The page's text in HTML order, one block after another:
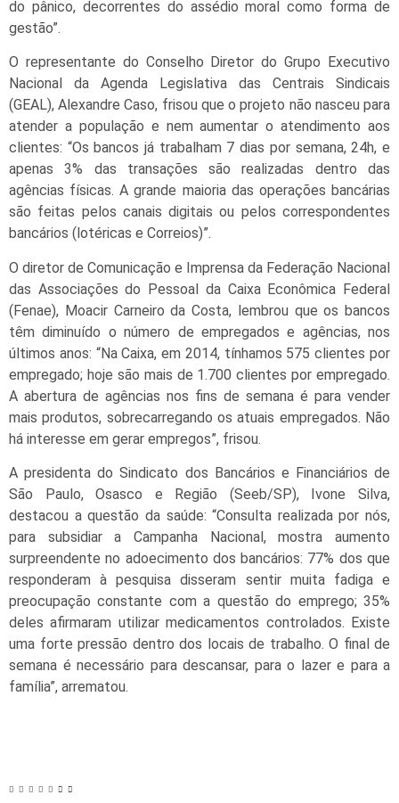
do pânico, decorrentes do assédio moral como forma de
gestão”.
O representante do Conselho Diretor do Grupo Executivo
Nacional da Agenda Legislativa das Centrais Sindicais
(GEAL), Alexandre Caso, frisou que o projeto não nasceu para
atender a população e nem aumentar o atendimento aos
clientes: “Os bancos já trabalham 7 dias por semana, 24h, e
apenas 3% das transações são realizadas dentro das
agências físicas. A grande maioria das operações bancárias
são feitas pelos canais digitais ou pelos correspondentes
bancários (lotéricas e Correios)”.
O diretor de Comunicação e Imprensa da Federação Nacional
das Associações do Pessoal da Caixa Econômica Federal
(Fenae), Moacir Carneiro da Costa, lembrou que os bancos
têm diminuído o número de empregados e agências, nos
últimos anos: “Na Caixa, em 2014, tínhamos 575 clientes por
empregado; hoje são mais de 1.700 clientes por empregado.
A abertura de agências nos fins de semana é para vender
mais produtos, sobrecarregando os atuais empregados. Não
há interesse em gerar empregos”, frisou.
A presidenta do Sindicato dos Bancários e Financiários de
São Paulo, Osasco e Região (Seeb/SP), Ivone Silva,
destacou a questão da saúde: “Consulta realizada por nós,
para subsidiar a Campanha Nacional, mostra aumento
surpreendente no adoecimento dos bancários: 77% dos que
responderam à pesquisa disseram sentir muita fadiga e
preocupação constante com a questão do emprego; 35%
deles afirmaram utilizar medicamentos controlados. Existe
uma forte pressão dentro dos locais de trabalho. O final de
semana é necessário para descansar, para o lazer e para a
família”, arrematou.